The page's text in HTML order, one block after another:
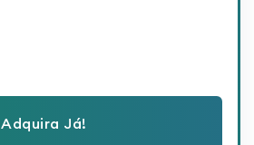
Adquira Já!